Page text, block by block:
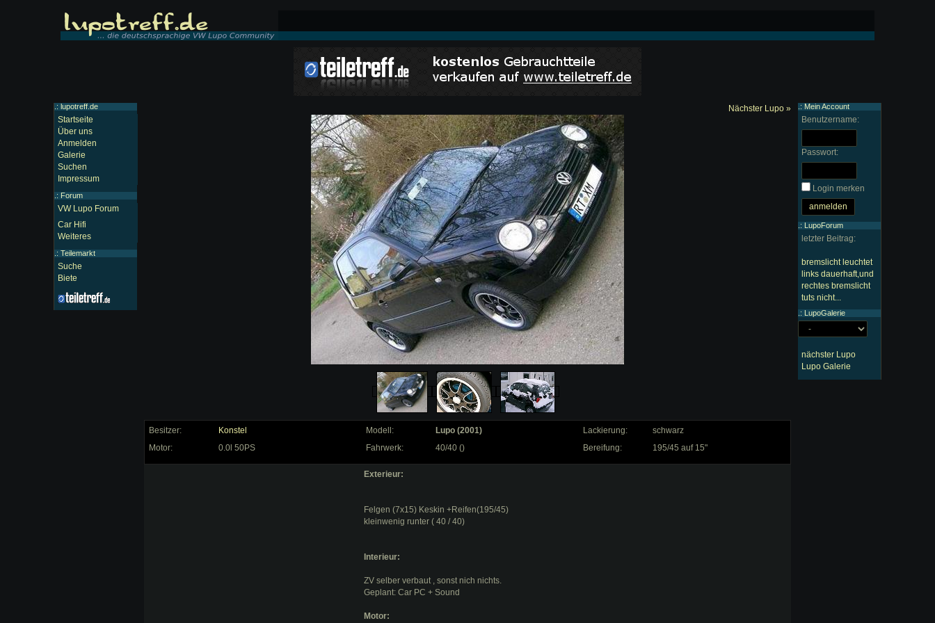
Nächster Lupo »
Besitzer: Konstel Modell: Lupo (2001) Lackierung:
schwarz
Motor:
0.0l 50PS Fahrwerk: 40/40 () Bereifung: 195/45 auf 15"
Exterieur:
Felgen (7x15) Keskin +Reifen(195/45)
kleinwenig runter ( 40 / 40)
Interieur:
ZV selber verbaut , sonst nich nichts.
Geplant: Car PC + Sound
Motor:
.: lupotreff.de
Startseite
Über uns
Anmelden
Galerie
Suchen
Impressum
.: Forum
VW Lupo Forum
Car Hifi
Weiteres
.: Teilemarkt
Suche
Biete
.: Mein Account
Benutzername:
Passwort:
Login merken
.: LupoForum
letzter Beitrag:
bremslicht leuchtet
links dauerhaft,und
rechtes bremslicht
tuts nicht...
.: LupoGalerie
nächster Lupo
Lupo Galerie